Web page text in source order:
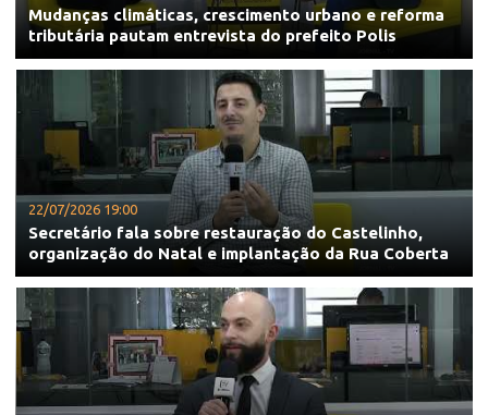
Mudanças climáticas, crescimento urbano e reforma
tributária pautam entrevista do prefeito Polis
22/07/2026 19:00
Secretário fala sobre restauração do Castelinho,
organização do Natal e implantação da Rua Coberta